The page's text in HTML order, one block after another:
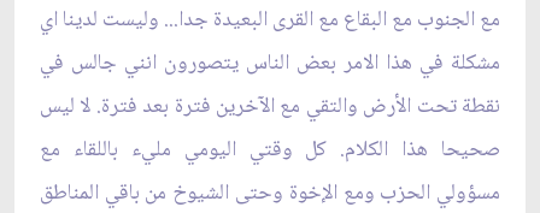
مع الجنوب مع البقاع مع القرى البعيدة جدا... وليست لدينا اي
مشكلة في هذا الامر بعض الناس يتصورون انني جالس في
نقطة تحت الأرض والتقي مع الآخرين فترة بعد فترة. لا ليس
صحيحا هذا الكلام. كل وقتي اليومي مليء باللقاء مع
مسؤولي الحزب ومع الإخوة وحتى الشيوخ من باقي المناطق